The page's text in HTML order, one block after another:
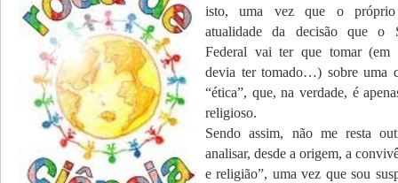
isto, uma vez que o
atualidade da decisão que o
Federal vai ter que tomar (em
devia ter tomado…) sobre uma
“ética”, que, na verdade, é
religioso.
Sendo assim, não me resta
analisar, desde a origem, a
e religião”, uma vez que sou